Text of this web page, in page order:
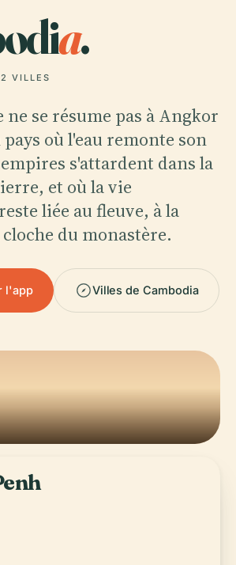
a.
VILLES
ne se résume pas à Angkor
où l'eau remonte son
s'attardent dans la
et où la vie
liée au fleuve, à la
du monastère.
l'app Villes de Cambodia